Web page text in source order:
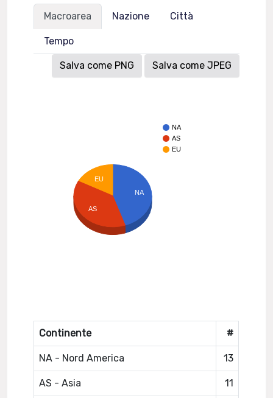
Macroarea Nazione Città
Tempo
Salva come PNG Salva come JPEG
NA
AS
EU
NA
EU
AS
Continente #
NA - Nord America 13
AS - Asia 11